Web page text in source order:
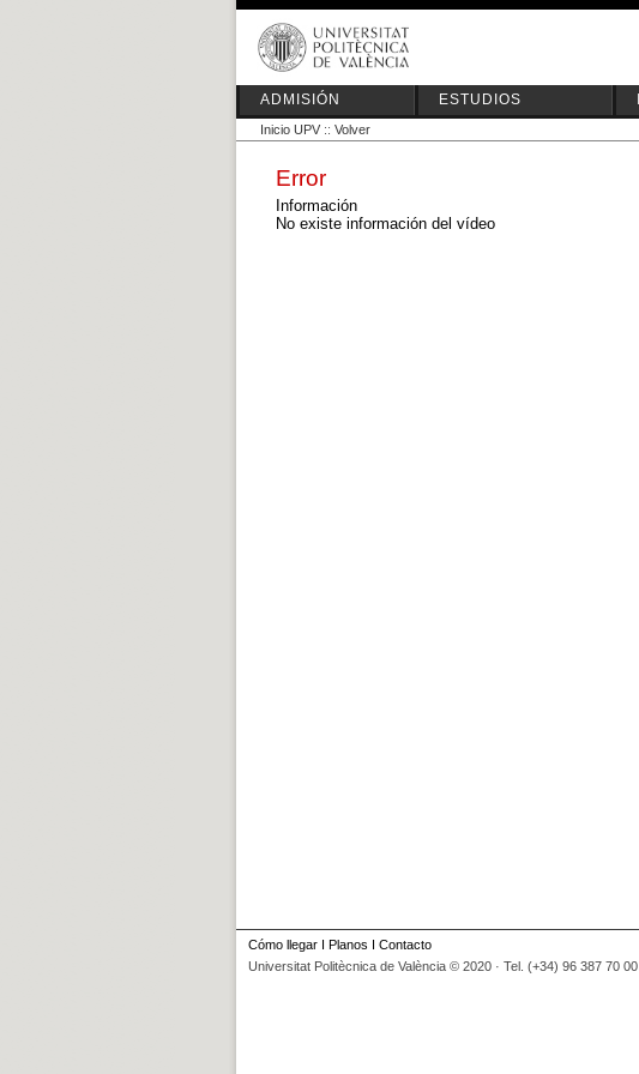
ADMISIÓN ESTUDIOS
Inicio UPV :: Volver
Error
Información
No existe información del vídeo
Cómo llegar I Planos I Contacto
Universitat Politècnica de València © 2020 · Tel. (+34) 96 387 70 00